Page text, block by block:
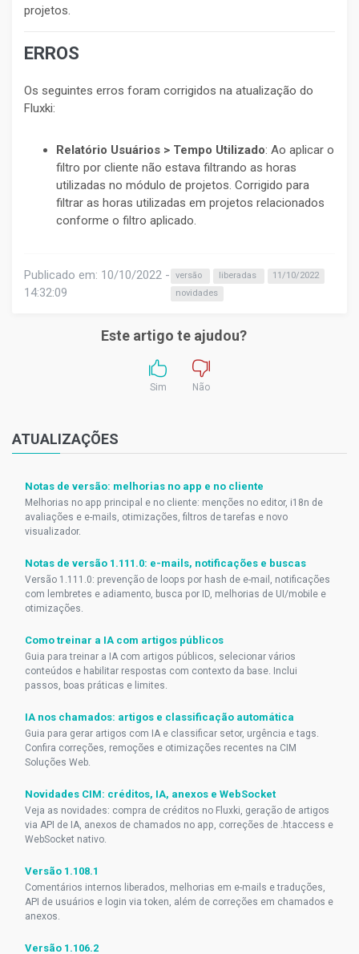
projetos.
ERROS
Os seguintes erros foram corrigidos na atualização do
Fluxki:
Relatório Usuários > Tempo Utilizado: Ao aplicar o
filtro por cliente não estava filtrando as horas
utilizadas no módulo de projetos. Corrigido para
filtrar as horas utilizadas em projetos relacionados
conforme o filtro aplicado.
Publicado em: 10/10/2022 -
14:32:09
versão liberadas
11/10/2022
novidades
Este artigo te ajudou?
Sim Não
ATUALIZAÇÕES
Notas de versão: melhorias no app e no cliente
Melhorias no app principal e no cliente: menções no editor, i18n de
avaliações e e-mails, otimizações, filtros de tarefas e novo
visualizador.
Notas de versão 1.111.0: e-mails, notificações e buscas
Versão 1.111.0: prevenção de loops por hash de e-mail, notificações
com lembretes e adiamento, busca por ID, melhorias de UI/mobile e
otimizações.
Como treinar a IA com artigos públicos
Guia para treinar a IA com artigos públicos, selecionar vários
conteúdos e habilitar respostas com contexto da base. Inclui
passos, boas práticas e limites.
IA nos chamados: artigos e classificação automática
Guia para gerar artigos com IA e classificar setor, urgência e tags.
Confira correções, remoções e otimizações recentes na CIM
Soluções Web.
Novidades CIM: créditos, IA, anexos e WebSocket
Veja as novidades: compra de créditos no Fluxki, geração de artigos
via API de IA, anexos de chamados no app, correções de .htaccess e
WebSocket nativo.
Versão 1.108.1
Comentários internos liberados, melhorias em e-mails e traduções,
API de usuários e login via token, além de correções em chamados e
anexos.
Versão 1.106.2